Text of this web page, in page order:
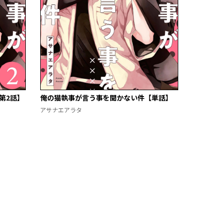
2話】 俺の猫執事が言う事を聞かない件【単話】
アサナエアラタ